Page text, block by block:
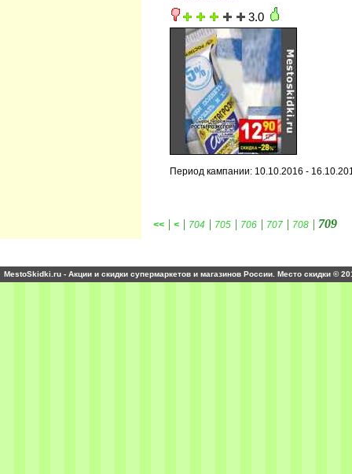
3.0
Период кампании: 10.10.2016 -
<< | < | 704 | 705 | 706 | 707 | 708 | 709
MestoSkidki.ru - Акции и скидки супермаркетов и магазинов России. Место скидки ©